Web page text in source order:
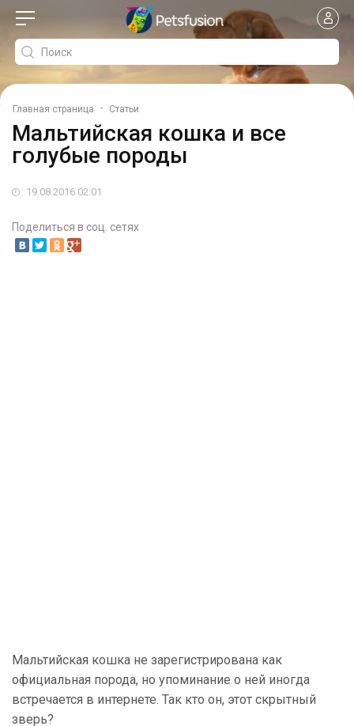
Главная страница - Статьи
Мальтийская кошка и все
голубые породы
19.08.2016 02:01
Поделиться в соц. сетях
Мальтийская кошка не зарегистрирована как
официальная порода, но упоминание о ней иногда
встречается в интернете. Так кто он, этот скрытный
зверь?